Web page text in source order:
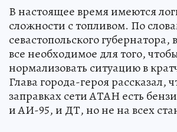
В настоящее время имеются
сложности с топливом. По
севастопольского губернатора,
все необходимое для того,
нормализовать ситуацию в
Глава города-героя рассказал,
заправках сети АТАН есть
и АИ-95, и ДТ, но не на всех